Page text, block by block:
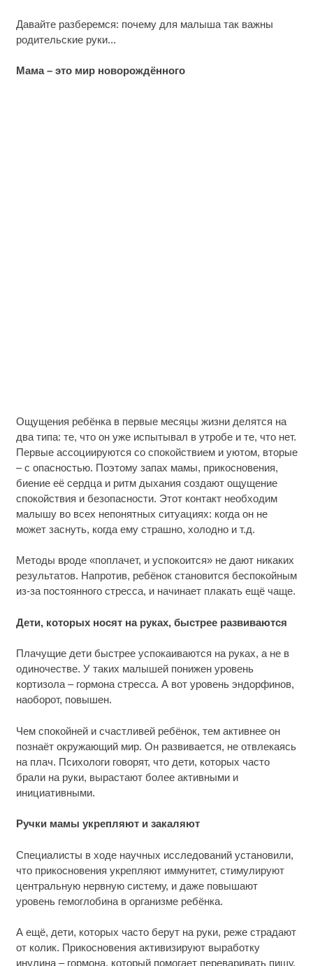
Давайте разберемся: почему для малыша так важны
родительские руки...
Мама – это мир новорождённого
Ощущения ребёнка в первые месяцы жизни делятся на
два типа: те, что он уже испытывал в утробе и те, что нет.
Первые ассоциируются со спокойствием и уютом, вторые
– с опасностью. Поэтому запах мамы, прикосновения,
биение её сердца и ритм дыхания создают ощущение
спокойствия и безопасности. Этот контакт необходим
малышу во всех непонятных ситуациях: когда он не
может заснуть, когда ему страшно, холодно и т.д.
Методы вроде «поплачет, и успокоится» не дают никаких
результатов. Напротив, ребёнок становится беспокойным
из-за постоянного стресса, и начинает плакать ещё чаще.
Дети, которых носят на руках, быстрее развиваются
Плачущие дети быстрее успокаиваются на руках, а не в
одиночестве. У таких малышей понижен уровень
кортизола – гормона стресса. А вот уровень эндорфинов,
наоборот, повышен.
Чем спокойней и счастливей ребёнок, тем активнее он
познаёт окружающий мир. Он развивается, не отвлекаясь
на плач. Психологи говорят, что дети, которых часто
брали на руки, вырастают более активными и
инициативными.
Ручки мамы укрепляют и закаляют
Специалисты в ходе научных исследований установили,
что прикосновения укрепляют иммунитет, стимулируют
центральную нервную систему, и даже повышают
уровень гемоглобина в организме ребёнка.
А ещё, дети, которых часто берут на руки, реже страдают
от колик. Прикосновения активизируют выработку
инулина – гормона, который помогает переваривать пищу.